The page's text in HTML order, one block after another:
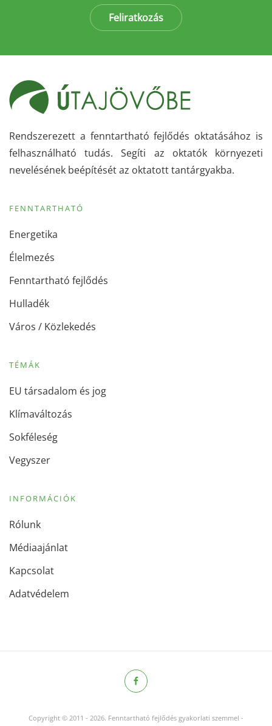
Feliratkozás
Rendszerezett a fenntartható fejlődés oktatásához is
felhasználható tudás. Segíti az oktatók környezeti
nevelésének beépítését az oktatott tantárgyakba.
FENNTARTHATÓ
Energetika
Élelmezés
Fenntartható fejlődés
Hulladék
Város / Közlekedés
TÉMÁK
EU társadalom és jog
Klímaváltozás
Sokféleség
Vegyszer
INFORMÁCIÓK
Rólunk
Médiaajánlat
Kapcsolat
Adatvédelem
Copyright © 2011 - 2026. Fenntartható fejlődés gyakorlati szemmel -